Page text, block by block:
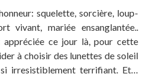
squelette, sorcière, loup-
vivant, mariée ensanglantée..
appréciée ce jour là, pour cette
à choisir des lunettes de soleil
irresistiblement terrifiant. Et…